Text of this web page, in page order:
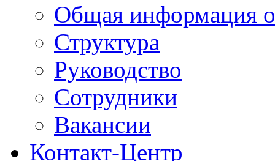
Общая
Структура
Руководство
Сотрудники
Вакансии
Контакт-Центр